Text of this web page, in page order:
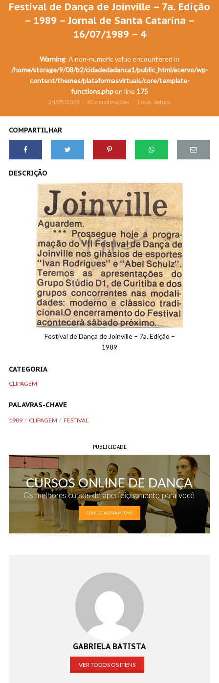
Festival de Dança de Joinville – 7a. Edição
– 1989 – Jornal de Santa Catarina –
16/07/1989 – 4
Warning: A non-numeric value encountered in
/home/storage/9/08/b2/cidadedadanca1/public_html/acervo/wp-
content/themes/plataformasvirtuais/core/template-
functions.phpon line 175
24/05/2023 30 visualizações 1 min. leitura
COMPARTILHAR
DESCRIÇÃO
Festival de Dança de Joinville – 7a. Edição –
1989
CATEGORIA
CLIPAGEM
PALAVRAS-CHAVE
1989 CLIPAGEM FESTIVAL
PUBLICIDADE
GABRIELA BATISTA
VER TODOS OS ITENS